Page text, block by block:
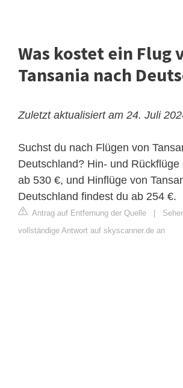
Was kostet ein Flug
Tansania nach
Zuletzt aktualisiert am 24. Juli
Suchst du nach Flügen von
Deutschland? Hin- und Rückflüge
ab 530 €, und Hinflüge von
Deutschland findest du ab 254 €.
Antrag auf Entfernung der Quelle
vollständige Antwort auf skyscanner.de an